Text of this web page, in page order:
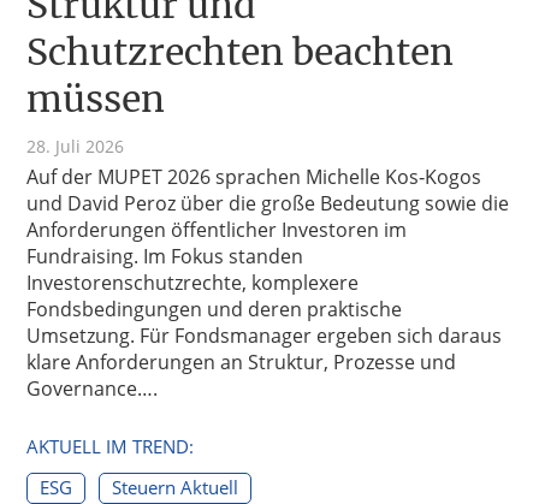
Schutzrechten beachten
müssen
28. Juli 2026
Auf der MUPET 2026 sprachen Michelle Kos‑Kogos
und David Peroz über die große Bedeutung sowie die
Anforderungen öffentlicher Investoren im
Fundraising. Im Fokus standen
Investorenschutzrechte, komplexere
Fondsbedingungen und deren praktische
Umsetzung. Für Fondsmanager ergeben sich daraus
klare Anforderungen an Struktur, Prozesse und
Governance….
AKTUELL IM TREND:
ESG
Steuern Aktuell